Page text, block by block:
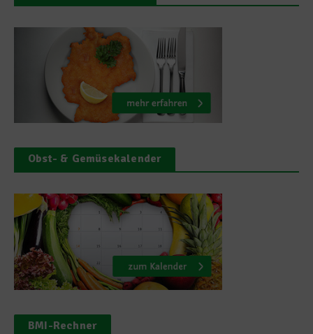
Obst- & Gemüsekalender
BMI-Rechner